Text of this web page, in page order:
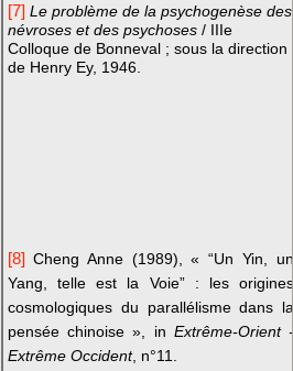
[7] Le problème de la psychogenèse des
névroses et des psychoses / IIIe
Colloque de Bonneval ; sous la direction
de Henry Ey, 1946.
[8] Cheng Anne (1989), « “Un Yin, un
Yang, telle est la Voie” : les origines
cosmologiques du parallélisme dans la
pensée chinoise », in Extrême-Orient -
Extrême Occident, n°11.